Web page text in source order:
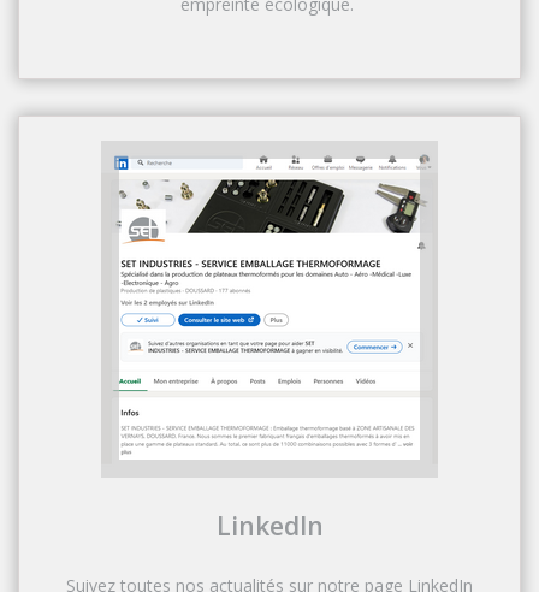
LinkedIn
Suivez toutes nos actualités sur notre page LinkedIn